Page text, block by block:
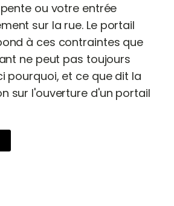
ou votre entrée
sur la rue. Le portail
à ces contraintes que
ne peut pas toujours
pourquoi, et ce que dit la
sur l'ouverture d'un portail